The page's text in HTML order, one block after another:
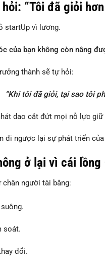
“Tôi đã giỏi
startUp vì lương.
của bạn không còn nâng
thành sẽ tự hỏi:
“Khi tôi đã giỏi, tại sao tôi
dao cắt đứt mọi nỗ lực giữ
ngược lại sự phát triển của
ở lại vì cái
người tài bằng:
soát.
đổi.